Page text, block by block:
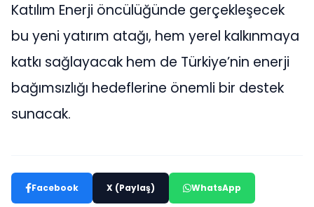
Katılım Enerji öncülüğünde gerçekleşecek
bu yeni yatırım atağı, hem yerel kalkınmaya
katkı sağlayacak hem de Türkiye’nin enerji
bağımsızlığı hedeflerine önemli bir destek
sunacak.
Facebook X (Paylaş) WhatsApp